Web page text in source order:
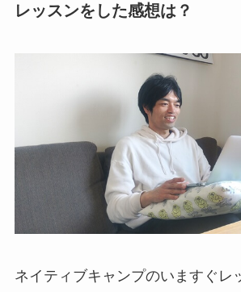
レッスンをした感想は？
ネイティブキャンプのいますぐレ